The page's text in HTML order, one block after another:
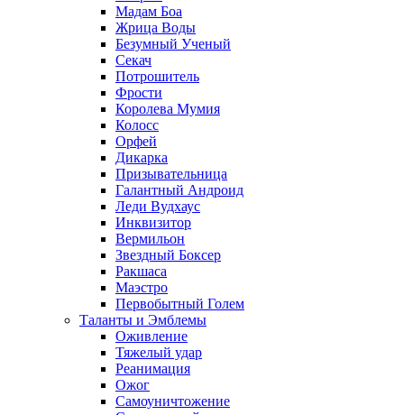
Мадам Боа
Жрица Воды
Безумный Ученый
Секач
Потрошитель
Фрости
Королева Мумия
Колосс
Орфей
Дикарка
Призывательница
Галантный Андроид
Леди Вудхаус
Инквизитор
Вермильон
Звездный Боксер
Ракшаса
Маэстро
Первобытный Голем
Таланты и Эмблемы
Оживление
Тяжелый удар
Реанимация
Ожог
Самоуничтожение